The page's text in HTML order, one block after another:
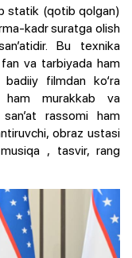
statik (qotib qolgan)
kadr suratga olish
Bu texnika
fan va tarbiyada ham
badiiy filmdan ko‘ra
murakkab va
rassomi ham
obraz ustasi
, tasvir, rang